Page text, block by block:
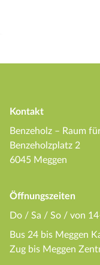
Kontakt
Benzeholz – Raum
Benzeholzplatz 2
6045 Meggen
Öffnungszeiten
Do / Sa / So / von
Bus 24 bis Meggen
Zug bis Meggen